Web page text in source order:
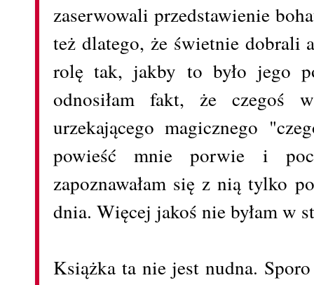
zaserwowali przedstawienie
też dlatego, że świetnie dobrali
rolę tak, jakby to było jego
odnosiłam fakt, że
urzekającego magicznego
powieść mnie porwie i
zapoznawałam się z nią tylko
dnia. Więcej jakoś nie byłam w
Książka ta nie jest nudna.